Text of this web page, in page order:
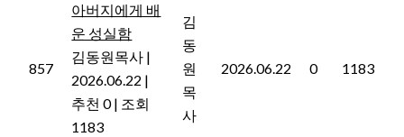
857
아버지에게 배
운 성실함
김동원목사 |
2026.06.22 |
추천 0| 조회
1183
김
동
원
목
사
2026.06.22 0 1183